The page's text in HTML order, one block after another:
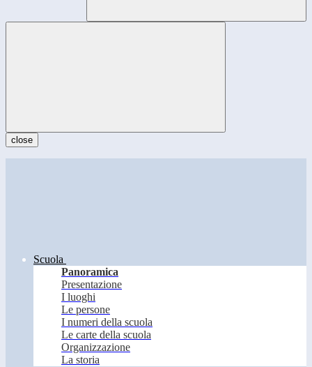
close
Scuola
Panoramica
Presentazione
I luoghi
Le persone
I numeri della scuola
Le carte della scuola
Organizzazione
La storia